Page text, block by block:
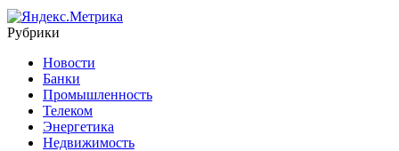
Рубрики
Новости
Банки
Промышленность
Телеком
Энергетика
Недвижимость